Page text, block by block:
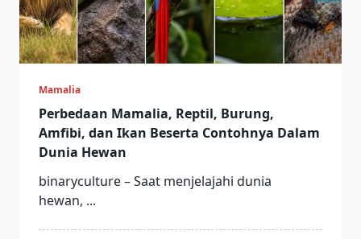
Mamalia
Perbedaan Mamalia, Reptil, Burung,
Amfibi, dan Ikan Beserta Contohnya Dalam
Dunia Hewan
binaryculture – Saat menjelajahi dunia
hewan, ...